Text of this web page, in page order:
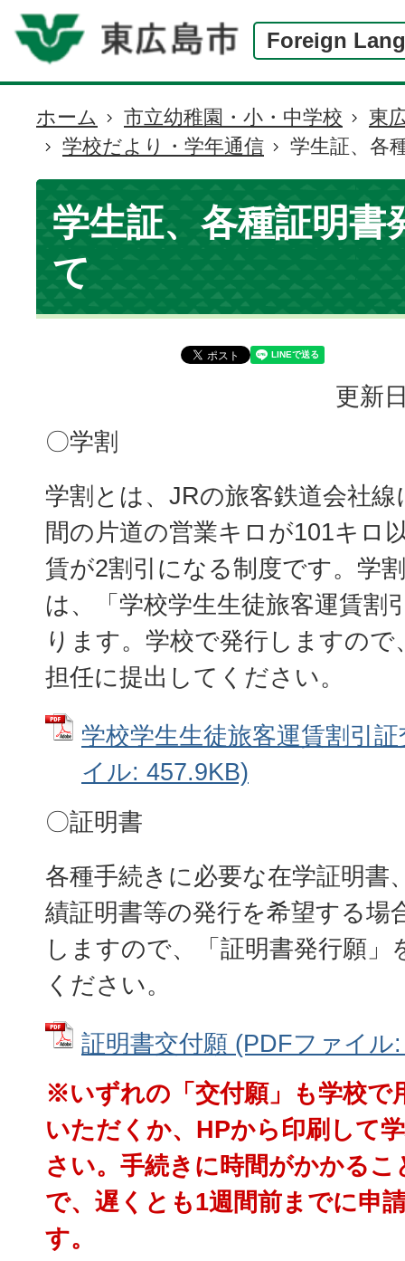
Foreign
現
在
の
位
置
ホーム 市立幼稚園・小・中学校
東
学校だより・学年通信
学生証、各
学生証、各種証明書
て
更新
〇学割
学割とは、JRの旅客鉄道会社
間の片道の営業キロが101キロ
賃が2割引になる制度です。学
は、「学校学生生徒旅客運賃割
ります。学校で発行しますので
担任に提出してください。
学校学生生徒旅客運賃割引
イル: 457.9KB)
〇証明書
各種手続きに必要な在学証明書
績証明書等の発行を希望する場
しますので、「証明書発行願」
ください。
証明書交付願 (PDFファイル
※いずれの「交付願」も学校で
いただくか、HPから印刷して
さい。手続きに時間がかかる
で、遅くとも1週間前までに申
す。